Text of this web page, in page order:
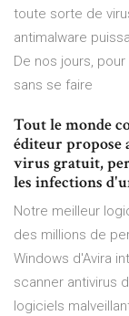
toute sorte de
antimalware
De nos jours,
sans se faire
Tout le monde
éditeur propose
virus gratuit,
les infections
Notre meilleur
des millions de
Windows d'Avira
scanner antivirus
logiciels